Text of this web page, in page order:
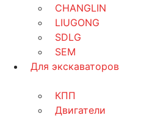
CHANGLIN
LIUGONG
SDLG
SEM
Для экскаваторов
КПП
Двигатели